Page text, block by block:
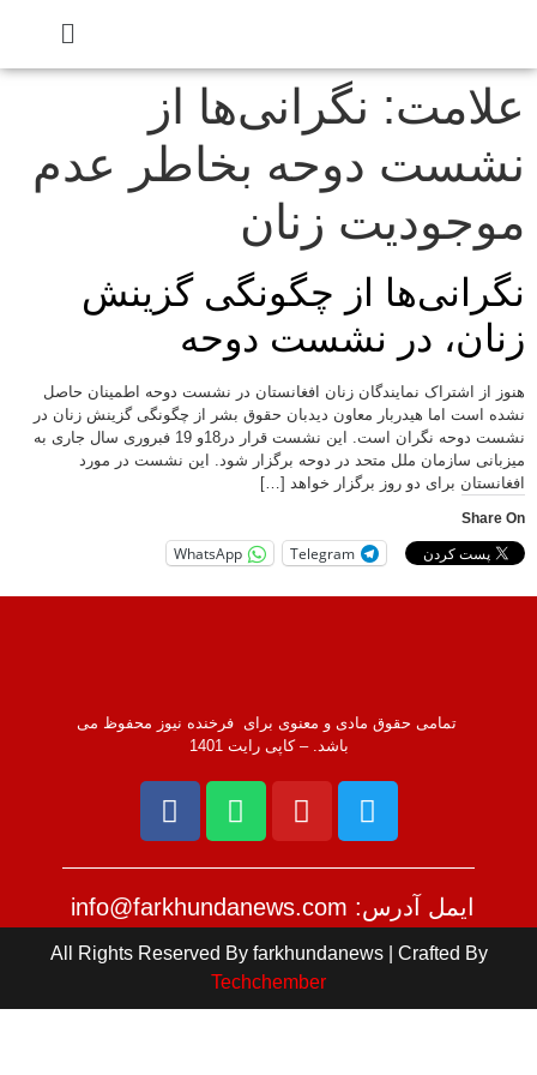
علامت: نگرانی‌ها از
نشست دوحه بخاطر عدم
موجودیت زنان
نگرانی‌ها از چگونگی گزینش
زنان، در نشست دوحه
هنوز از اشتراک نمایندگان زنان افغانستان در نشست دوحه اطمینان حاصل
نشده است اما هیدربار معاون دیدبان حقوق بشر از چگونگی گزینش زنان در
نشست دوحه نگران است. این نشست قرار در18و 19 فبروری سال جاری به
میزبانی سازمان ملل متحد در دوحه برگزار شود. این نشست در مورد
افغانستان برای دو روز برگزار خواهد […]
Share On
Telegram
WhatsApp
تمامی حقوق مادی و معنوی برای فرخنده نیوز محفوظ می
باشد. – کاپی رایت 1401
ایمل آدرس: info@farkhundanews.com
All Rights Reserved By farkhundanews | Crafted By
Techchember